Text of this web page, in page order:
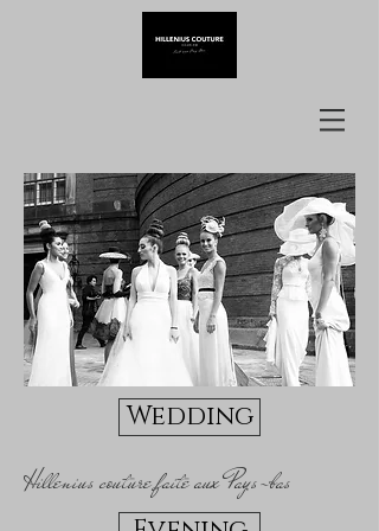
Wedding
Hillenius couture faite aux Pays-bas